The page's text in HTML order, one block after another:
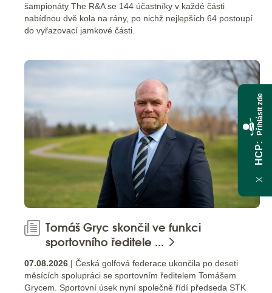
šampionáty The R&A se 144 účastníky v každé části
nabídnou dvě kola na rány, po nichž nejlepších 64 postoupí
do vyřazovací jamkové části.
Tomáš Gryc skončil ve funkci
sportovního ředitele ...
07.08.2026 | Česká golfová federace ukončila po deseti
měsících spolupráci se sportovním ředitelem Tomášem
Grycem. Sportovní úsek nyní společně řídí předseda STK
X
HCP
Přihlásit zde